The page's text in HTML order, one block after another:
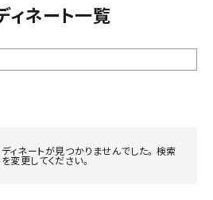
ィネート一覧
ィネートが見つかりませんでした。 検索
変更してください。